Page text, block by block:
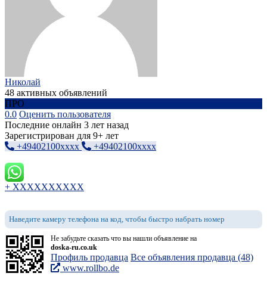
Николай
48 активных объявлений
ПРО
0.0 Оценить пользователя
Последние онлайн 3 лет назад
Зарегистрирован для 9+ лет
+49402100xxxx
+49402100xxxx
+ XXXXXXXXXX
Наведите камеру телефона на код, чтобы быстро набрать номер
Не забудьте сказать что вы нашли объявление на
doska-ru.co.uk
Профиль продавца Все объявления продавца (48)
www.rollbo.de